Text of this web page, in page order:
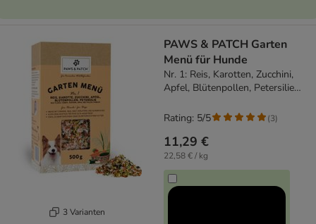
3 Varianten
PAWS & PATCH Garten
Menü für Hunde
Nr. 1: Reis, Karotten, Zucchini,
Apfel, Blütenpollen, Petersilie
11,29 €
22,58 € / kg
Rating: 5/5 (3)